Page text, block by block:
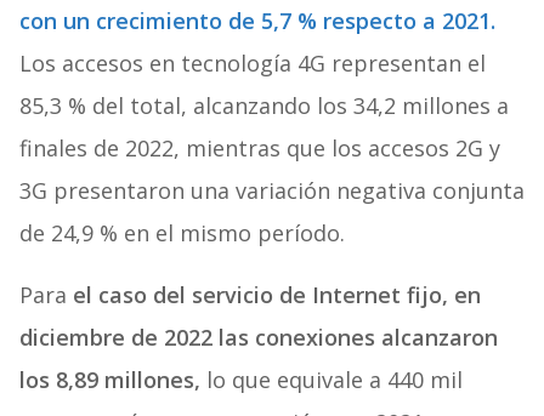
con un crecimiento de 5,7 % respecto a 2021.
Los accesos en tecnología 4G representan el
85,3 % del total, alcanzando los 34,2 millones a
finales de 2022, mientras que los accesos 2G y
3G presentaron una variación negativa conjunta
de 24,9 % en el mismo período.
Para el caso del servicio de Internet fijo, en
diciembre de 2022 las conexiones alcanzaron
los 8,89 millones, lo que equivale a 440 mil